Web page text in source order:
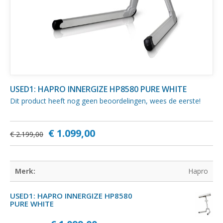
USED1: HAPRO INNERGIZE HP8580 PURE WHITE
Dit product heeft nog geen beoordelingen, wees de eerste!
€ 2.199,00 € 1.099,00
Merk: Hapro
USED1: HAPRO INNERGIZE HP8580
PURE WHITE